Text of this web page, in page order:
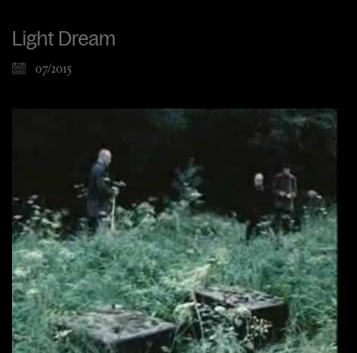
Light Dream
07/2015